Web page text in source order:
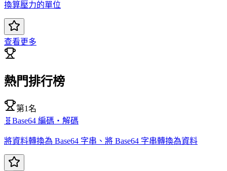
換算壓力的單位
查看更多
熱門排行榜
第1名
🧬 Base64 編碼・解碼
將資料轉換為 Base64 字串、將 Base64 字串轉換為資料